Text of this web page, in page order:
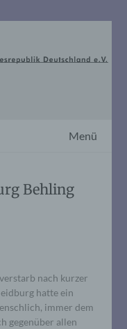
Menü
Behling
nach kurzer
hatte ein
immer dem
gegenüber allen